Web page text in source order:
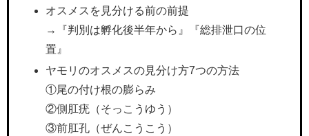
オスメスを見分ける前の前提
→『判別は孵化後半年から』『総排泄口の位
置』
ヤモリのオスメスの見分け方7つの方法
①尾の付け根の膨らみ
②側肛疣（そっこうゆう）
③前肛孔（ぜんこうこう）